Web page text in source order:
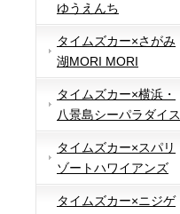
ゆうえんち
タイムズカー×さがみ
湖MORI MORI
タイムズカー×横浜・
八景島シーパラダイス
タイムズカー×スパリ
ゾートハワイアンズ
タイムズカー×ニジゲ